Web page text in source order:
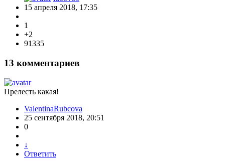
15 апреля 2018, 17:35
1
+2
91335
13 комментариев
Прелесть какая!
ValentinaRubcova
25 сентября 2018, 20:51
0
↓
Ответить